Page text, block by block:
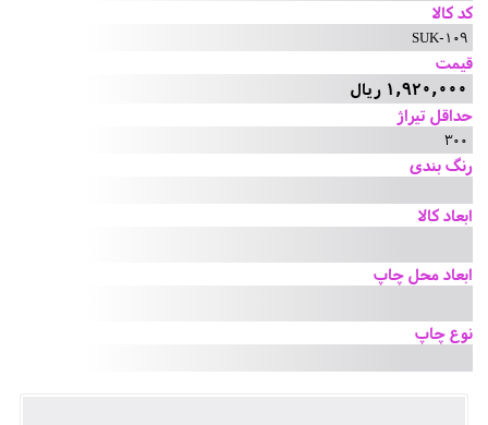
کد کالا
SUK-109
قیمت
1,920,000 ریال
حداقل تیراژ
300
رنگ بندی
ابعاد کالا
ابعاد محل چاپ
نوع چاپ